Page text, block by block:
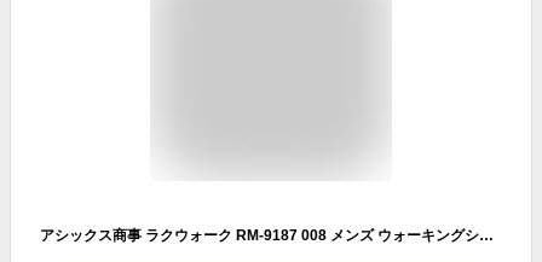
アシックス商事 ラクウォーク RM-9187 008 メンズ ウォーキングシューズ スリッポン リハビリシューズ 4E